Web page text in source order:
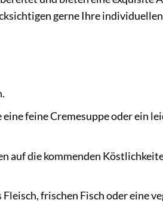
gerne Ihre
feine Cremesuppe oder ein
auf die kommenden
frischen Fisch oder eine